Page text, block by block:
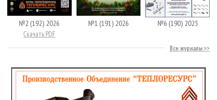
№2 (192) 2026
Скачать PDF
№1 (191) 2026 №6 (190) 2025
Все журналы